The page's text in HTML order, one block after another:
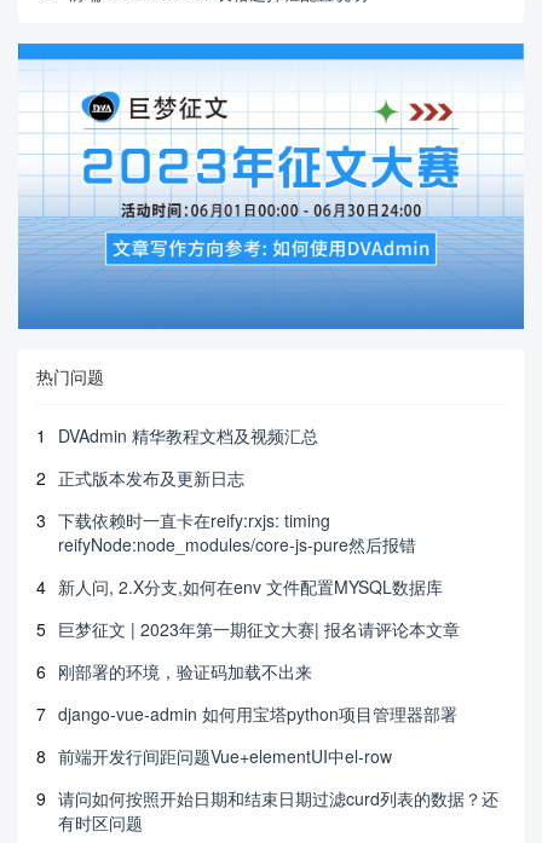
热门问题
1
DVAdmin 精华教程文档及视频汇总
2 正式版本发布及更新日志
3 下载依赖时一直卡在reify:rxjs: timing
reifyNode:node_modules/core-js-pure然后报错
4 新人问, 2.X分支,如何在env 文件配置MYSQL数据库
5 巨梦征文 | 2023年第一期征文大赛| 报名请评论本文章
6 刚部署的环境，验证码加载不出来
7 django-vue-admin 如何用宝塔python项目管理器部署
8 前端开发行间距问题Vue+elementUI中el-row
9 请问如何按照开始日期和结束日期过滤curd列表的数据？还
有时区问题